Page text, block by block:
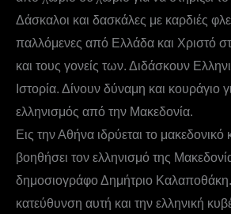
Δάσκαλοι και δασκάλες με καρδιές
παλλόμενες από Ελλάδα και Χριστό
και τους γονείς των. Διδάσκουν
Ιστορία. Δίνουν δύναμη και κουράγιο
ελληνισμός από την Μακεδονία.
Εις την Αθήνα ιδρύεται το μακεδονικό
βοηθήσει τον ελληνισμό της
δημοσιογράφο Δημήτριο Καλαποθάκη.
κατεύθυνση αυτή και την ελληνική